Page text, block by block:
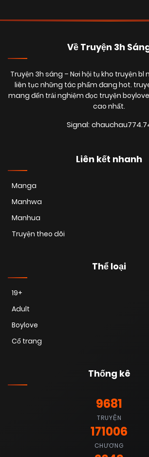
Về Truyện 3h
Truyện 3h sáng – Nơi hội tụ kho truyện bl
liên tục những tác phẩm đang hot.
mang đến trải nghiệm đọc truyện
cao nhất.
Signal:
Liên kết nhanh
Manga
Manhwa
Manhua
Truyện theo dõi
Thể loại
19+
Adult
Boylove
Cổ trang
Thống kê
9681
TRUYỆN
171006
CHƯƠNG